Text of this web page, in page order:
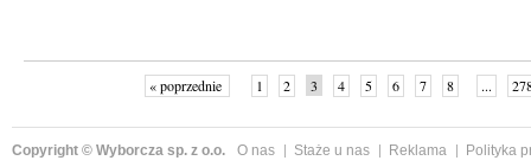
« poprzednie 1 2 3 4 5 6 7 8 ...
Copyright © Wyborcza sp. z o.o. O nas Staże u nas Reklama
Polityka